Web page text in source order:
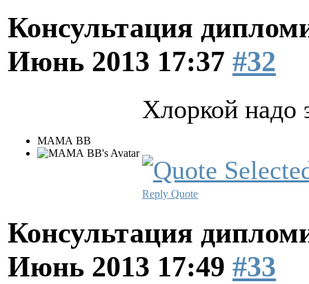
Консультация
Июнь 2013 17:37 #32
МАМА ВВ
Хлоркой надо
Reply Quote
Консультация
Июнь 2013 17:49 #33